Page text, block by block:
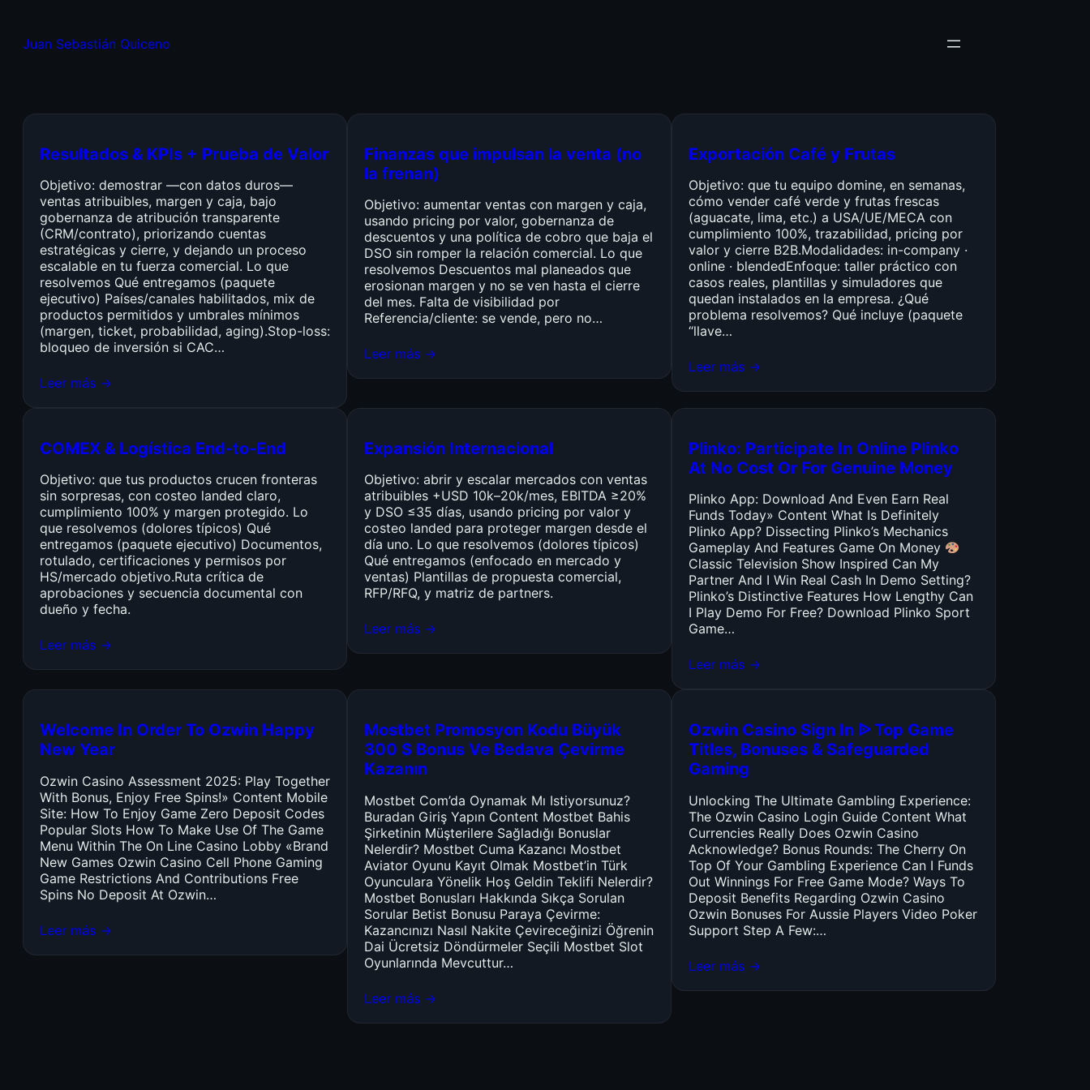
Juan Sebastián Quiceno
Resultados & KPIs + Prueba de Valor
Objetivo: demostrar —con datos duros—
ventas atribuibles, margen y caja, bajo
gobernanza de atribución transparente
(CRM/contrato), priorizando cuentas
estratégicas y cierre, y dejando un proceso
escalable en tu fuerza comercial. Lo que
resolvemos Qué entregamos (paquete
ejecutivo) Países/canales habilitados, mix de
productos permitidos y umbrales mínimos
(margen, ticket, probabilidad, aging).Stop-loss:
bloqueo de inversión si CAC…
Leer más →
Finanzas que impulsan la venta (no
la frenan)
Objetivo: aumentar ventas con margen y caja,
usando pricing por valor, gobernanza de
descuentos y una política de cobro que baja el
DSO sin romper la relación comercial. Lo que
resolvemos Descuentos mal planeados que
erosionan margen y no se ven hasta el cierre
del mes. Falta de visibilidad por
Referencia/cliente: se vende, pero no…
Leer más →
Exportación Café y Frutas
Objetivo: que tu equipo domine, en semanas,
cómo vender café verde y frutas frescas
(aguacate, lima, etc.) a USA/UE/MECA con
cumplimiento 100%, trazabilidad, pricing por
valor y cierre B2B.Modalidades: in-company ·
online · blendedEnfoque: taller práctico con
casos reales, plantillas y simuladores que
quedan instalados en la empresa. ¿Qué
problema resolvemos? Qué incluye (paquete
“llave…
Leer más →
COMEX & Logística End-to-End
Objetivo: que tus productos crucen fronteras
sin sorpresas, con costeo landed claro,
cumplimiento 100% y margen protegido. Lo
que resolvemos (dolores típicos) Qué
entregamos (paquete ejecutivo) Documentos,
rotulado, certificaciones y permisos por
HS/mercado objetivo.Ruta crítica de
aprobaciones y secuencia documental con
dueño y fecha.
Leer más →
Expansión Internacional
Objetivo: abrir y escalar mercados con ventas
atribuibles +USD 10k–20k/mes, EBITDA ≥20%
y DSO ≤35 días, usando pricing por valor y
costeo landed para proteger margen desde el
día uno. Lo que resolvemos (dolores típicos)
Qué entregamos (enfocado en mercado y
ventas) Plantillas de propuesta comercial,
RFP/RFQ, y matriz de partners.
Leer más →
Plinko: Participate In Online Plinko
At No Cost Or For Genuine Money
Plinko App: Download And Even Earn Real
Funds Today» Content What Is Definitely
Plinko App? Dissecting Plinko’s Mechanics
Gameplay And Features Game On Money
Classic Television Show Inspired Can My
Partner And I Win Real Cash In Demo Setting?
Plinko’s Distinctive Features How Lengthy Can
I Play Demo For Free? Download Plinko Sport
Game…
Leer más →
Welcome In Order To Ozwin Happy
New Year
Ozwin Casino Assessment 2025: Play Together
With Bonus, Enjoy Free Spins!» Content Mobile
Site: How To Enjoy Game Zero Deposit Codes
Popular Slots How To Make Use Of The Game
Menu Within The On Line Casino Lobby «Brand
New Games Ozwin Casino Cell Phone Gaming
Game Restrictions And Contributions Free
Spins No Deposit At Ozwin…
Leer más →
Mostbet Promosyon Kodu Büyük
300 $ Bonus Ve Bedava Çevirme
Kazanın
Mostbet Com’da Oynamak Mı Istiyorsunuz?
Buradan Giriş Yapın Content Mostbet Bahis
Şirketinin Müşterilere Sağladığı Bonuslar
Nelerdir? Mostbet Cuma Kazancı Mostbet
Aviator Oyunu Kayıt Olmak Mostbet’in Türk
Oyunculara Yönelik Hoş Geldin Teklifi Nelerdir?
Mostbet Bonusları Hakkında Sıkça Sorulan
Sorular Betist Bonusu Paraya Çevirme:
Kazancınızı Nasıl Nakite Çevireceğinizi Öğrenin
Dai Ücretsiz Döndürmeler Seçili Mostbet Slot
Oyunlarında Mevcuttur…
Leer más →
Ozwin Casino Sign In ᐉ Top Game
Titles, Bonuses & Safeguarded
Gaming
Unlocking The Ultimate Gambling Experience:
The Ozwin Casino Login Guide Content What
Currencies Really Does Ozwin Casino
Acknowledge? Bonus Rounds: The Cherry On
Top Of Your Gambling Experience Can I Funds
Out Winnings For Free Game Mode? Ways To
Deposit Benefits Regarding Ozwin Casino
Ozwin Bonuses For Aussie Players Video Poker
Support Step A Few:…
Leer más →